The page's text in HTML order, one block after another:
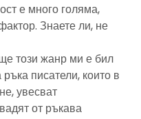
е много голяма,
Знаете ли, не
този жанр ми е бил
писатели, които в
увесват
от ръкава